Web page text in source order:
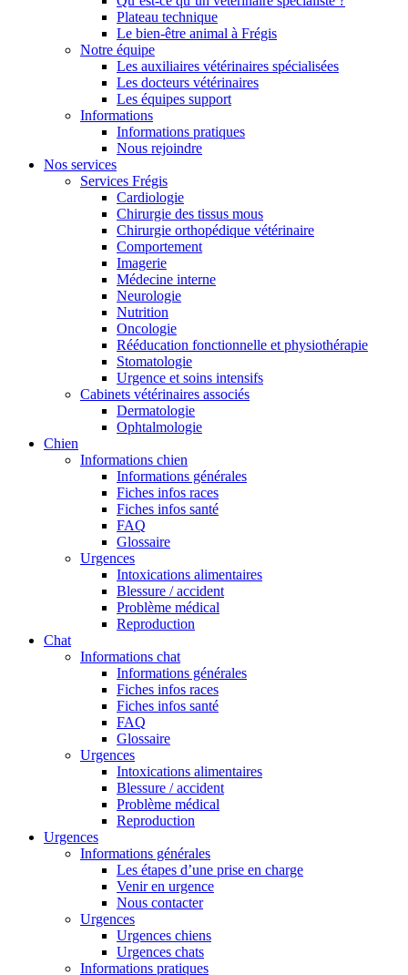
Plateau technique
Le bien-être animal à Frégis
Notre équipe
Les auxiliaires vétérinaires spécialisées
Les docteurs vétérinaires
Les équipes support
Informations
Informations pratiques
Nous rejoindre
Nos services
Services Frégis
Cardiologie
Chirurgie des tissus mous
Chirurgie orthopédique vétérinaire
Comportement
Imagerie
Médecine interne
Neurologie
Nutrition
Oncologie
Rééducation fonctionnelle et physiothérapie
Stomatologie
Urgence et soins intensifs
Cabinets vétérinaires associés
Dermatologie
Ophtalmologie
Chien
Informations chien
Informations générales
Fiches infos races
Fiches infos santé
FAQ
Glossaire
Urgences
Intoxications alimentaires
Blessure / accident
Problème médical
Reproduction
Chat
Informations chat
Informations générales
Fiches infos races
Fiches infos santé
FAQ
Glossaire
Urgences
Intoxications alimentaires
Blessure / accident
Problème médical
Reproduction
Urgences
Informations générales
Les étapes d’une prise en charge
Venir en urgence
Nous contacter
Urgences
Urgences chiens
Urgences chats
Informations pratiques